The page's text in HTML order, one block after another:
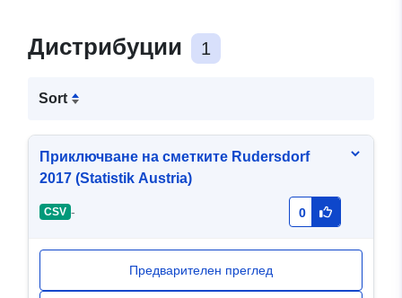
Дистрибуции 1
Sort
Приключване на сметките Rudersdorf
2017 (Statistik Austria)
CSV - 0
Предварителен преглед